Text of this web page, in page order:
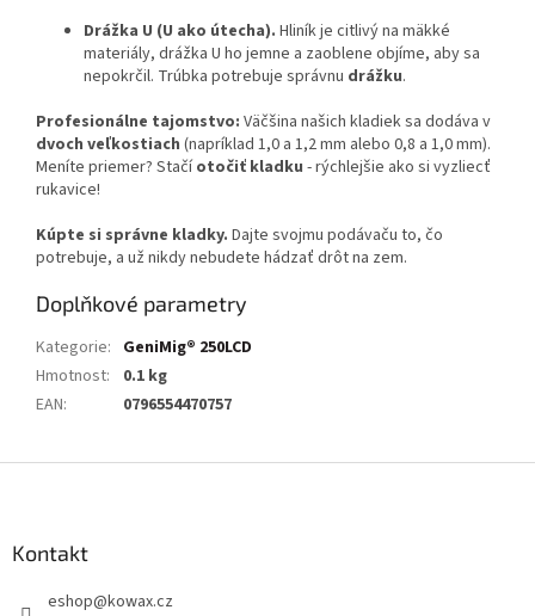
Drážka U (U ako útecha). Hliník je citlivý na mäkké
materiály, drážka U ho jemne a zaoblene objíme, aby sa
nepokrčil. Trúbka potrebuje správnu drážku.
Profesionálne tajomstvo: Väčšina našich kladiek sa dodáva v
dvoch veľkostiach (napríklad 1,0 a 1,2 mm alebo 0,8 a 1,0 mm).
Meníte priemer? Stačíotočiť kladku - rýchlejšie ako si vyzliecť
rukavice!
Kúpte si správne kladky. Dajte svojmu podávaču to, čo
potrebuje, a už nikdy nebudete hádzať drôt na zem.
Doplňkové parametry
Kategorie: GeniMig® 250LCD
Hmotnost:
0.1 kg
EAN: 0796554470757
Kontakt
eshop@kowax.cz